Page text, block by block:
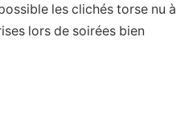
les clichés torse nu à
lors de soirées bien